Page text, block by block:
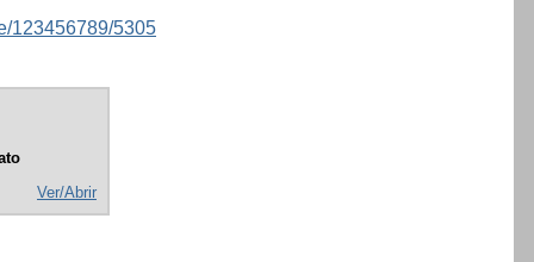
123456789/5305
Ver/Abrir